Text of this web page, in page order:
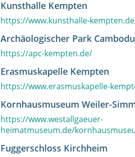
Kunsthalle Kempten
https://www.kunsthalle-
Archäologischer Park
https://apc-kempten.de/
Erasmuskapelle Kempten
https://www.erasmuskapelle-
Kornhausmuseum Weiler-
https://www.westallgaeuer-
heimatmuseum.de/
Fuggerschloss Kirchheim